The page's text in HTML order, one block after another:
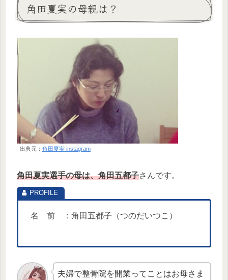
角田夏実の母親は？
出典元： 角田夏実 instagram
角田夏実選手の母は、角田五都子さんです。
名 前 ：角田五都子（つのだいつこ）
夫婦で整骨院を開業ってことはお母さま